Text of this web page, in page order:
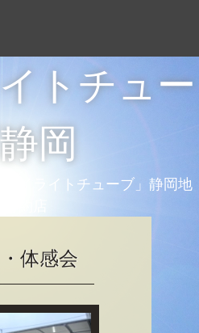
トチュー
岡
イライトチューブ」静岡地
体感会